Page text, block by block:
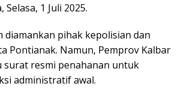
1 Juli 2025.
diamankan pihak kepolisian dan
Pontianak. Namun, Pemprov Kalbar
surat resmi penahanan untuk
administratif awal.